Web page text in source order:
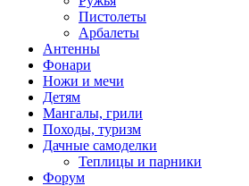
Пистолеты
Арбалеты
Антенны
Фонари
Ножи и мечи
Детям
Мангалы, грили
Походы, туризм
Дачные самоделки
Теплицы и парники
Форум